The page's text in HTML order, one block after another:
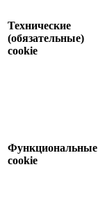
Технические
(обязательные)
cookie
Функциональные
cookie